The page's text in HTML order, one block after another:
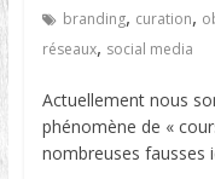
branding, curation,
réseaux, social media
Actuellement nous
phénomène de «
nombreuses fausses